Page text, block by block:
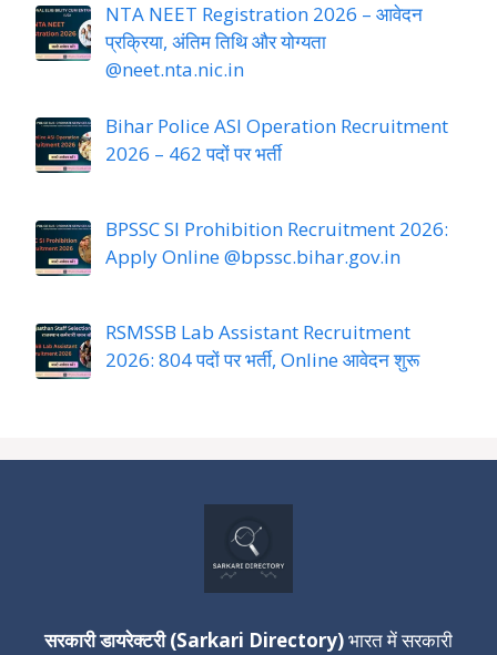
NTA NEET Registration 2026 – आवेदन
प्रक्रिया, अंतिम तिथि और योग्यता
@neet.nta.nic.in
Bihar Police ASI Operation Recruitment
2026 – 462 पदों पर भर्ती
BPSSC SI Prohibition Recruitment 2026:
Apply Online @bpssc.bihar.gov.in
RSMSSB Lab Assistant Recruitment
2026: 804 पदों पर भर्ती, Online आवेदन शुरू
सरकारी डायरेक्टरी (Sarkari Directory)भारत में सरकारी